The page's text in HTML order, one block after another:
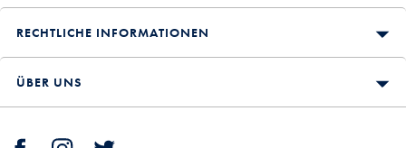
RECHTLICHE INFORMATIONEN
ÜBER UNS